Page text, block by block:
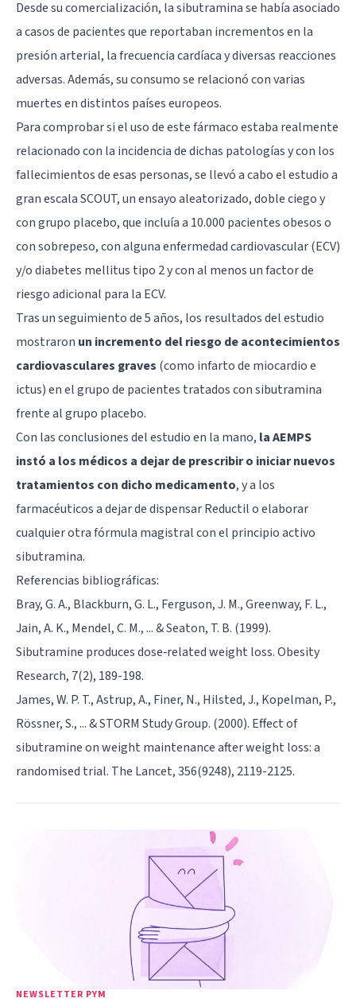
Desde su comercialización, la sibutramina se había asociado
a casos de pacientes que reportaban incrementos en la
presión arterial, la frecuencia cardíaca y diversas reacciones
adversas. Además, su consumo se relacionó con varias
muertes en distintos países europeos.
Para comprobar si el uso de este fármaco estaba realmente
relacionado con la incidencia de dichas patologías y con los
fallecimientos de esas personas, se llevó a cabo el estudio a
gran escala SCOUT, un ensayo aleatorizado, doble ciego y
con grupo placebo, que incluía a 10.000 pacientes obesos o
con sobrepeso, con alguna enfermedad cardiovascular (ECV)
y/o diabetes mellitus tipo 2 y con al menos un factor de
riesgo adicional para la ECV.
Tras un seguimiento de 5 años, los resultados del estudio
mostraron un incremento del riesgo de acontecimientos
cardiovasculares graves (como infarto de miocardio e
ictus) en el grupo de pacientes tratados con sibutramina
frente al grupo placebo.
Con las conclusiones del estudio en la mano, la AEMPS
instó a los médicos a dejar de prescribir o iniciar nuevos
tratamientos con dicho medicamento, y a los
farmacéuticos a dejar de dispensar Reductil o elaborar
cualquier otra fórmula magistral con el principio activo
sibutramina.
Referencias bibliográficas:
Bray, G. A., Blackburn, G. L., Ferguson, J. M., Greenway, F. L.,
Jain, A. K., Mendel, C. M., ... & Seaton, T. B. (1999).
Sibutramine produces dose‐related weight loss. Obesity
Research, 7(2), 189-198.
James, W. P. T., Astrup, A., Finer, N., Hilsted, J., Kopelman, P.,
Rössner, S., ... & STORM Study Group. (2000). Effect of
sibutramine on weight maintenance after weight loss: a
randomised trial. The Lancet, 356(9248), 2119-2125.
NEWSLETTER PYM